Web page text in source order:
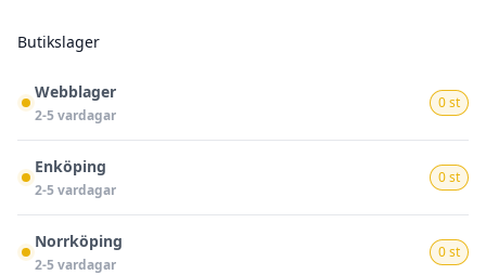
Butikslager
Webblager
2-5 vardagar
0 st
Enköping
2-5 vardagar
0 st
Norrköping
2-5 vardagar
0 st